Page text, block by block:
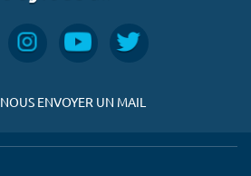
NOUS ENVOYER UN MAIL